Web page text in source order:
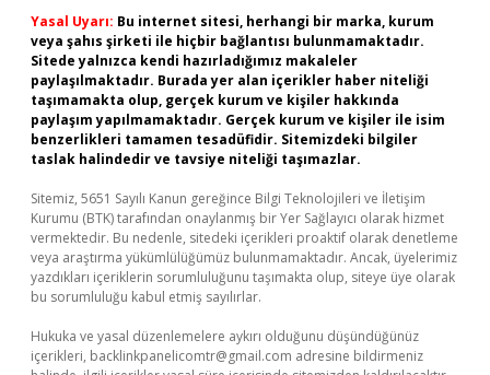
Yasal Uyarı: Bu internet sitesi, herhangi bir marka, kurum
veya şahıs şirketi ile hiçbir bağlantısı bulunmamaktadır.
Sitede yalnızca kendi hazırladığımız makaleler
paylaşılmaktadır. Burada yer alan içerikler haber niteliği
taşımamakta olup, gerçek kurum ve kişiler hakkında
paylaşım yapılmamaktadır. Gerçek kurum ve kişiler ile isim
benzerlikleri tamamen tesadüfidir. Sitemizdeki bilgiler
taslak halindedir ve tavsiye niteliği taşımazlar.
Sitemiz, 5651 Sayılı Kanun gereğince Bilgi Teknolojileri ve İletişim
Kurumu (BTK) tarafından onaylanmış bir Yer Sağlayıcı olarak hizmet
vermektedir. Bu nedenle, sitedeki içerikleri proaktif olarak denetleme
veya araştırma yükümlülüğümüz bulunmamaktadır. Ancak, üyelerimiz
yazdıkları içeriklerin sorumluluğunu taşımakta olup, siteye üye olarak
bu sorumluluğu kabul etmiş sayılırlar.
Hukuka ve yasal düzenlemelere aykırı olduğunu düşündüğünüz
içerikleri, backlinkpanelicomtr@gmail.com adresine bildirmeniz